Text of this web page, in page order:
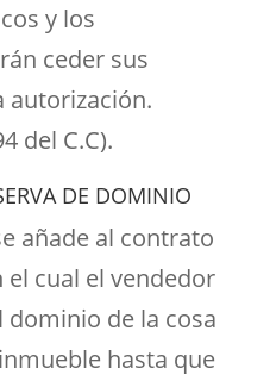
y los
ceder sus
autorización.
del C.C).
DE DOMINIO
añade al contrato
cual el vendedor
dominio de la cosa
hasta que